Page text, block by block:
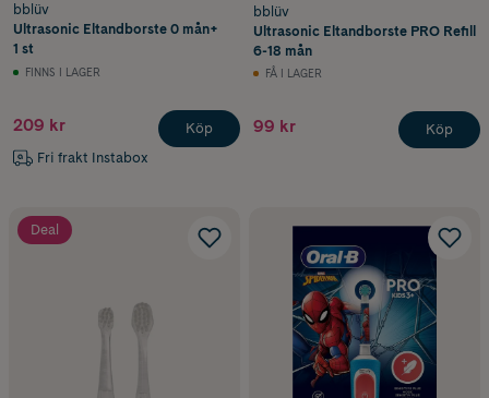
bblüv
Ultrasonic Eltandborste 0 mån+
1 st
FINNS I LAGER
209 kr
Fri frakt Instabox
Köp
bblüv
Ultrasonic Eltandborste PRO Refill
6-18 mån
FÅ I LAGER
99 kr Köp
Deal